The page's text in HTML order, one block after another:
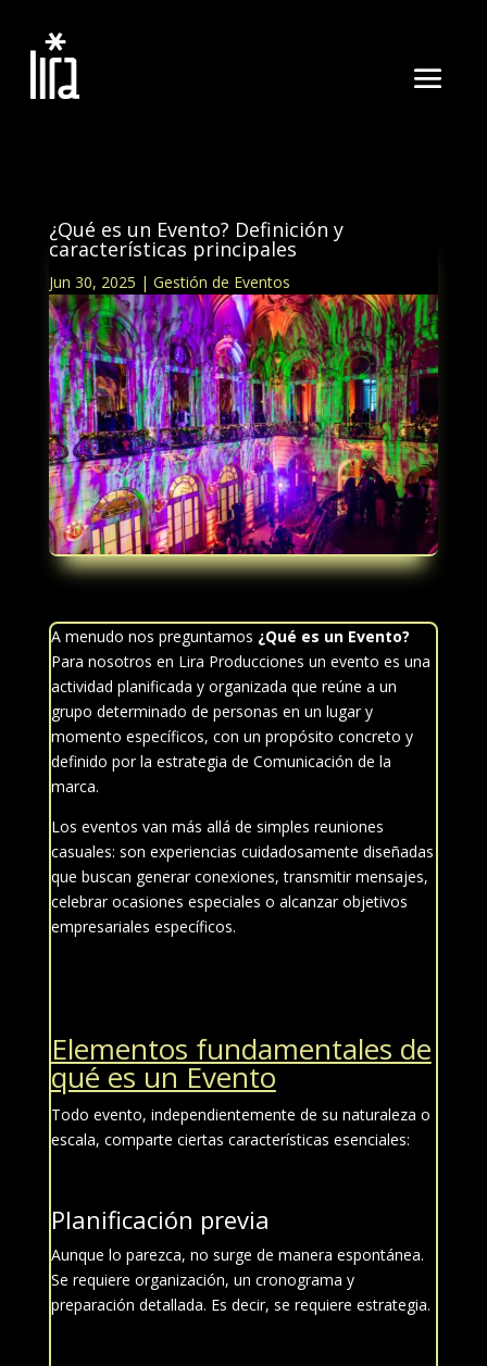
¿Qué es un Evento? Definición y
características principales
Jun 30, 2025 | Gestión de Eventos
A menudo nos preguntamos ¿Qué es un Evento?
Para nosotros en Lira Producciones un evento es una
actividad planificada y organizada que reúne a un
grupo determinado de personas en un lugar y
momento específicos, con un propósito concreto y
definido por la estrategia de Comunicación de la
marca.
Los eventos van más allá de simples reuniones
casuales: son experiencias cuidadosamente diseñadas
que buscan generar conexiones, transmitir mensajes,
celebrar ocasiones especiales o alcanzar objetivos
empresariales específicos.
Elementos fundamentales de
qué es un Evento
Todo evento, independientemente de su naturaleza o
escala, comparte ciertas características esenciales:
Planificación previa
Aunque lo parezca, no surge de manera espontánea.
Se requiere organización, un cronograma y
preparación detallada. Es decir, se requiere estrategia.